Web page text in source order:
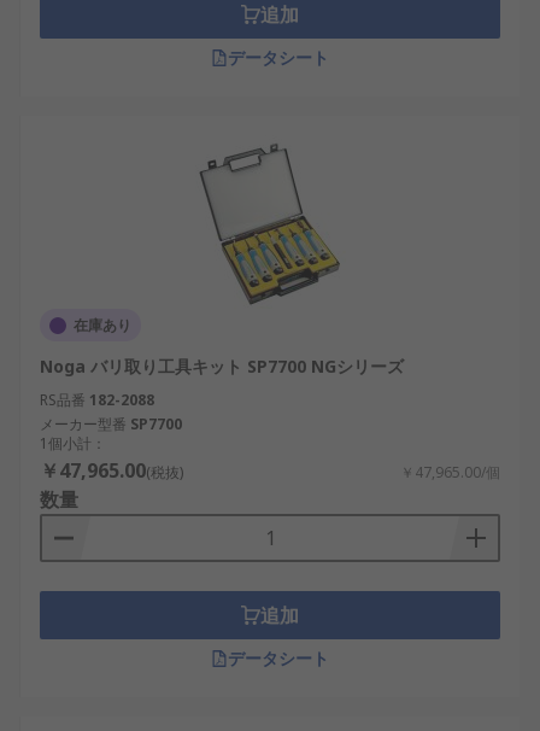
追加
データシート
在庫あり
Noga バリ取り工具キット SP7700 NGシリーズ
RS品番 182-2088
メーカー型番 SP7700
1個小計：
￥47,965.00(税抜) ￥47,965.00/個
数量
追加
データシート